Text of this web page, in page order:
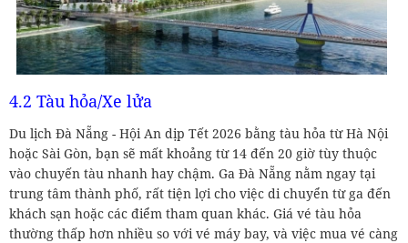
4.2 Tàu hỏa/Xe lửa
Du lịch Đà Nẵng - Hội An dịp Tết 2026 bằng tàu hỏa từ Hà Nội
hoặc Sài Gòn, bạn sẽ mất khoảng từ 14 đến 20 giờ tùy thuộc
vào chuyến tàu nhanh hay chậm. Ga Đà Nẵng nằm ngay tại
trung tâm thành phố, rất tiện lợi cho việc di chuyển từ ga đến
khách sạn hoặc các điểm tham quan khác. Giá vé tàu hỏa
thường thấp hơn nhiều so với vé máy bay, và việc mua vé càng